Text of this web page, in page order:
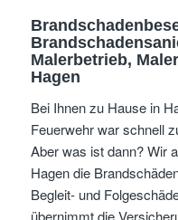
Malerbetrieb,
Hagen
Bei Ihnen zu Hause in
Feuerwehr war schnell
Aber was ist dann? Wir
Hagen die
Begleit- und
übernimmt die